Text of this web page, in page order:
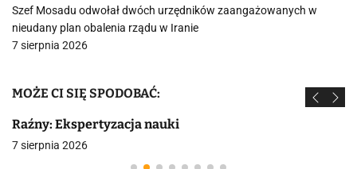
Szef Mosadu odwołał dwóch urzędników zaangażowanych w
nieudany plan obalenia rządu w Iranie
7 sierpnia 2026
MOŻE CI SIĘ SPODOBAĆ:
Raźny: Ekspertyzacja nauki
7 sierpnia 2026